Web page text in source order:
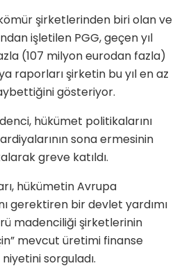
şirketlerinden biri olan ve
işletilen PGG, geçen yıl
(107 milyon eurodan fazla)
raporları şirketin bu yıl en az
gösteriyor.
hükümet politikalarını
sona ermesinin
greve katıldı.
hükümetin Avrupa
gerektiren bir devlet yardımı
madenciliği şirketlerinin
mevcut üretimi finanse
sorguladı.